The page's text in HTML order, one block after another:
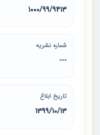
1000/99/9413
شماره نشریه
---
تاریخ ابلاغ
1399/10/13